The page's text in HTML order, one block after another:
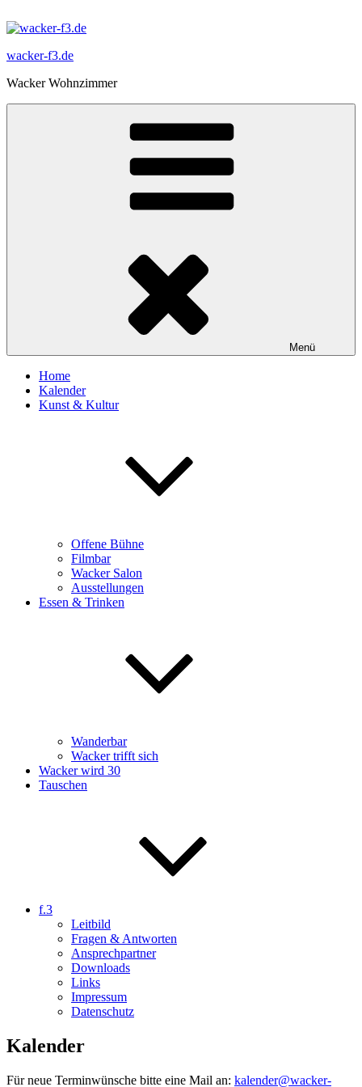
Inhalt
wacker-f3.de
Wacker Wohnzimmer
Menü
Home
Kalender
Kunst & Kultur
Offene Bühne
Filmbar
Wacker Salon
Ausstellungen
Essen & Trinken
Wanderbar
Wacker trifft sich
Wacker wird 30
Tauschen
f.3
Leitbild
Fragen & Antworten
Ansprechpartner
Downloads
Links
Impressum
Datenschutz
Kalender
Für neue Terminwünsche bitte eine Mail an: kalender@wacker-